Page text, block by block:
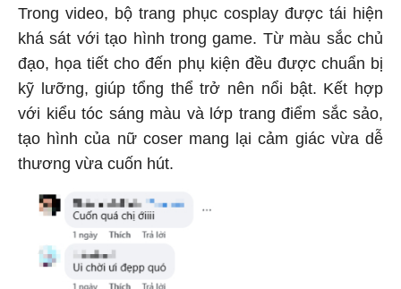
Trong video, bộ trang phục cosplay được tái hiện
khá sát với tạo hình trong game. Từ màu sắc chủ
đạo, họa tiết cho đến phụ kiện đều được chuẩn bị
kỹ lưỡng, giúp tổng thể trở nên nổi bật. Kết hợp
với kiểu tóc sáng màu và lớp trang điểm sắc sảo,
tạo hình của nữ coser mang lại cảm giác vừa dễ
thương vừa cuốn hút.